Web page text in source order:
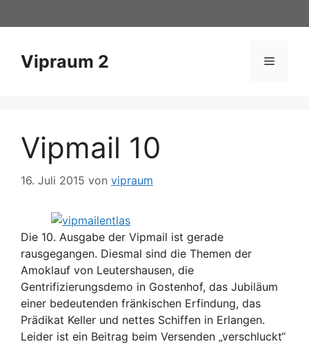
Inhalt
Vipraum 2 Menü
Vipmail 10
16. Juli 2015 von vipraum
Die 10. Ausgabe der Vipmail ist gerade
rausgegangen. Diesmal sind die Themen der
Amoklauf von Leutershausen, die
Gentrifizierungsdemo in Gostenhof, das Jubiläum
einer bedeutenden fränkischen Erfindung, das
Prädikat Keller und nettes Schiffen in Erlangen.
Leider ist ein Beitrag beim Versenden „verschluckt“